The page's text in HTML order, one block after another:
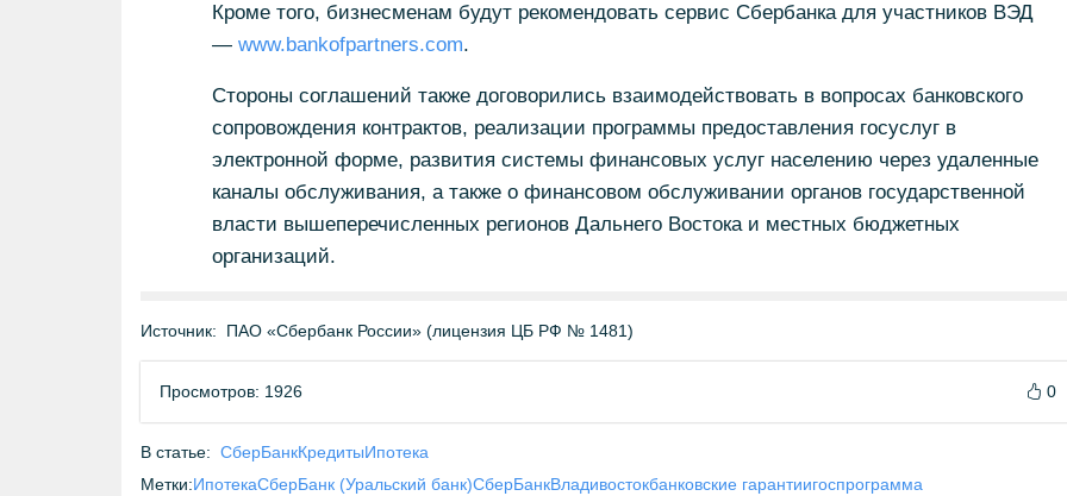
Кроме того, бизнесменам будут рекомендовать сервис Сбербанка для участников ВЭД
— www.bankofpartners.com.
Стороны соглашений также договорились взаимодействовать в вопросах банковского
сопровождения контрактов, реализации программы предоставления госуслуг в
электронной форме, развития системы финансовых услуг населению через удаленные
каналы обслуживания, а также о финансовом обслуживании органов государственной
власти вышеперечисленных регионов Дальнего Востока и местных бюджетных
организаций.
Источник: ПАО «Сбербанк России» (лицензия ЦБ РФ № 1481)
Просмотров: 1926 0
В статье: СберБанкКредитыИпотека
Метки:ИпотекаСберБанк (Уральский банк)СберБанкВладивостокбанковские гарантиигоспрограмма